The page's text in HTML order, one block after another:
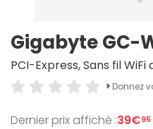
Gigabyte GC-
PCI-Express, Sans fil
Donnez
Dernier prix affiché :39€95